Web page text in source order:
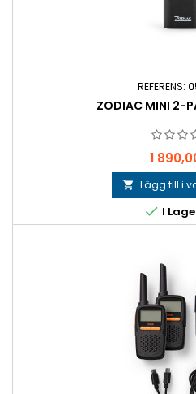
REFERENS:
ZODIAC MINI 2-
Pris
1
 Lägg till i
 I